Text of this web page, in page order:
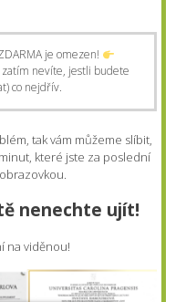
je omezen!
nevíte, jestli budete
co nejdřív.
tak vám můžeme slíbit,
které jste za poslední
nenechte ujít!
na viděnou!